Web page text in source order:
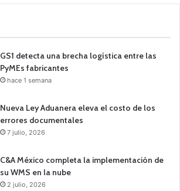
GS1 detecta una brecha logística entre las
PyMEs fabricantes
hace 1 semana
Nueva Ley Aduanera eleva el costo de los
errores documentales
7 julio, 2026
C&A México completa la implementación de
su WMS en la nube
2 julio, 2026